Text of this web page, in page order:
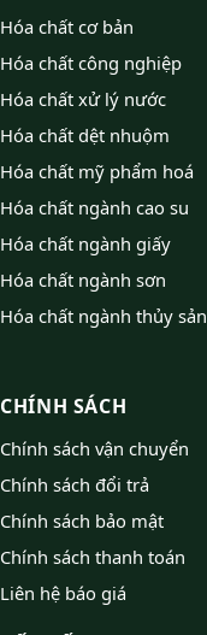
Hóa chất cơ bản
Hóa chất công nghiệp
Hóa chất xử lý nước
Hóa chất dệt nhuộm
Hóa chất mỹ phẩm hoá
Hóa chất ngành cao su
Hóa chất ngành giấy
Hóa chất ngành sơn
Hóa chất ngành thủy sản
CHÍNH SÁCH
Chính sách vận chuyển
Chính sách đổi trả
Chính sách bảo mật
Chính sách thanh toán
Liên hệ báo giá